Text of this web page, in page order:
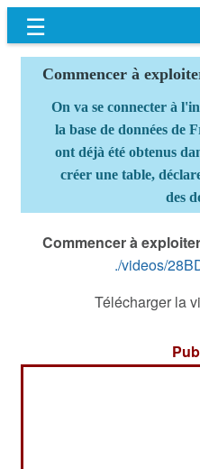
☰
Commencer à
On va se connecter à
la base de données de
ont déjà été obtenus
créer une table,
des
Commencer à
./videos/
Télécharger la